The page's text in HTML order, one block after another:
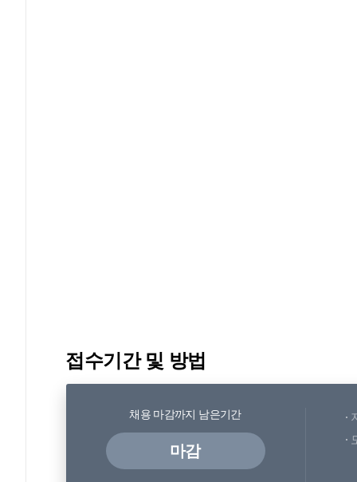
접수기간 및 방법
채용 마감까지 남은기간
마감